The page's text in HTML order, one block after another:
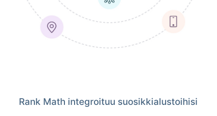
Rank Math integroituu suosikkialustoihisi